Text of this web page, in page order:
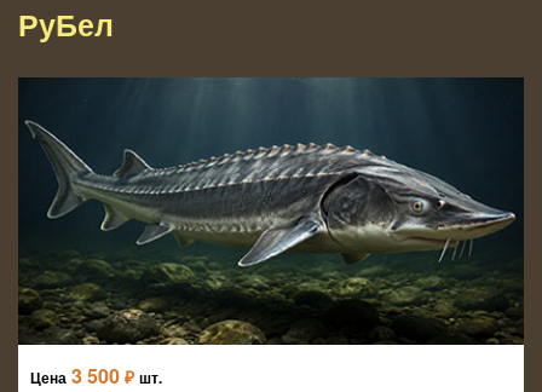
РуБел
Цена 3 500 ₽ шт.